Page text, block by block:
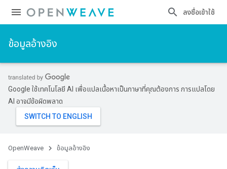
ลงชื่อเข้าใช้
ข้อมูลอ้างอิง
Google ใช้เทคโนโลยี AI เพื่อแปลเนื้อหาเป็นภาษาที่คุณต้องการ การแปลโดย
AI อาจมีข้อผิดพลาด
OpenWeave ข้อมูลอ้างอิง